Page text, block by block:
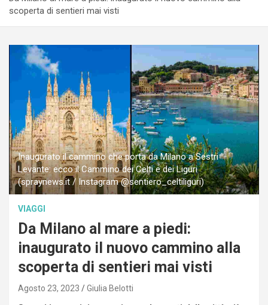
scoperta di sentieri mai visti
Inaugurato il cammino che porta da Milano a Sestri
Levante: ecco il Cammino dei Celti e dei Liguri
(spraynews.it / Instagram @sentiero_celtiliguri)
VIAGGI
Da Milano al mare a piedi:
inaugurato il nuovo cammino alla
scoperta di sentieri mai visti
Agosto 23, 2023 Giulia Belotti